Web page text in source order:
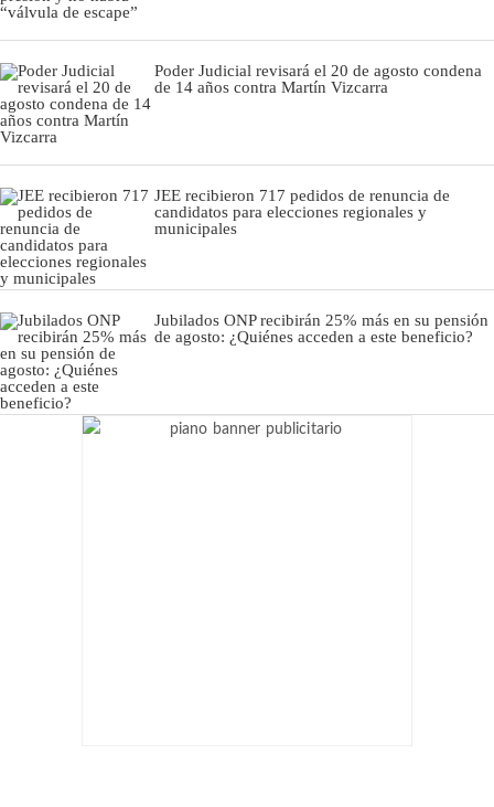
Poder Judicial revisará el 20 de agosto condena
de 14 años contra Martín Vizcarra
JEE recibieron 717 pedidos de renuncia de
candidatos para elecciones regionales y
municipales
Jubilados ONP recibirán 25% más en su pensión
de agosto: ¿Quiénes acceden a este beneficio?